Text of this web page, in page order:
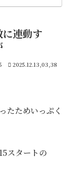
連動す
2025.12.13,03,38
たためいっぷく
スタートの